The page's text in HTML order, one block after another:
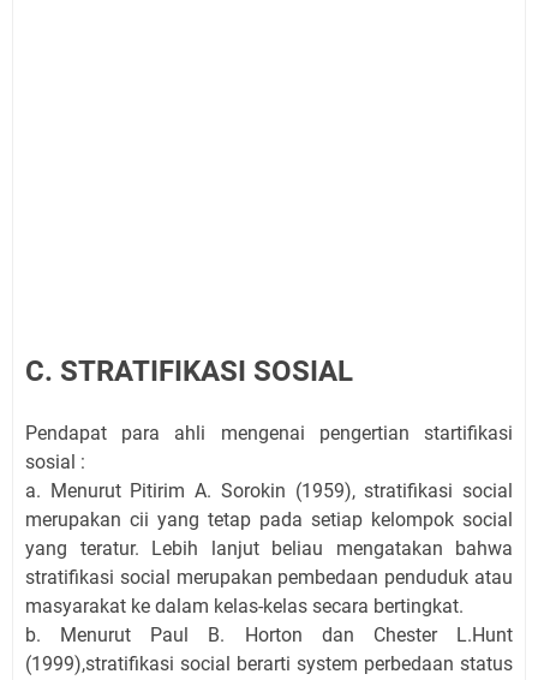
C. STRATIFIKASI SOSIAL
Pendapat para ahli mengenai pengertian startifikasi
sosial :
a. Menurut Pitirim A. Sorokin (1959), stratifikasi social
merupakan cii yang tetap pada setiap kelompok social
yang teratur. Lebih lanjut beliau mengatakan bahwa
stratifikasi social merupakan pembedaan penduduk atau
masyarakat ke dalam kelas-kelas secara bertingkat.
b. Menurut Paul B. Horton dan Chester L.Hunt
(1999),stratifikasi social berarti system perbedaan status